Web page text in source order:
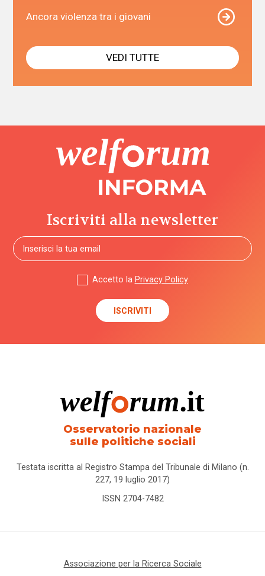
Ancora violenza tra i giovani
VEDI TUTTE
Iscriviti alla newsletter
Accetto la Privacy Policy
Osservatorio nazionale
sulle politiche sociali
Testata iscritta al Registro Stampa del Tribunale di Milano (n.
227, 19 luglio 2017)
ISSN 2704-7482
Associazione per la Ricerca Sociale